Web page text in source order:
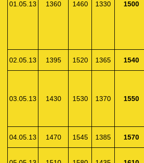
01.05.13 1360 1460 1330 1500
02.05.13 1395 1520 1365 1540
03.05.13 1430 1530 1370 1550
04.05.13 1470 1545 1385 1570